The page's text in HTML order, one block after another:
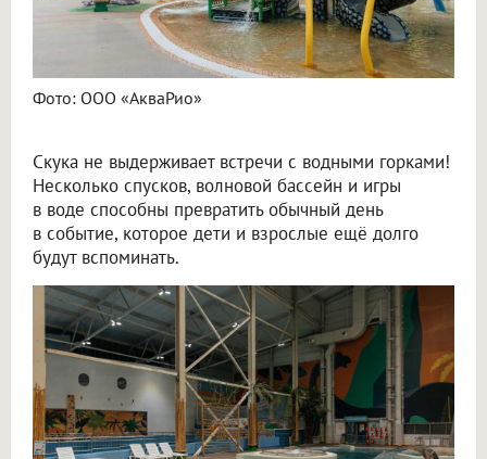
Фото: ООО «АкваРио»
Скука не выдерживает встречи с водными горками!
Несколько спусков, волновой бассейн и игры
в воде способны превратить обычный день
в событие, которое дети и взрослые ещё долго
будут вспоминать.